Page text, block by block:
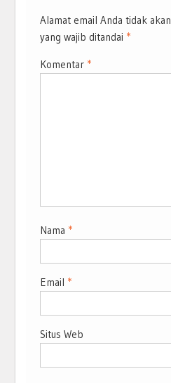
Alamat email Anda tidak
yang wajib ditandai *
Komentar *
Nama *
Email *
Situs Web